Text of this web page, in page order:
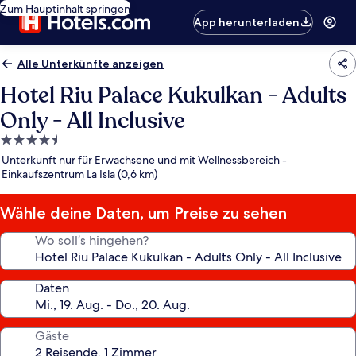
Zum Hauptinhalt springen
App herunterladen
Alle Unterkünfte anzeigen
Hotel Riu Palace Kukulkan - Adults
Only - All Inclusive
4.5-
Sterne-
Unterkunft
Unterkunft nur für Erwachsene und mit Wellnessbereich -
Einkaufszentrum La Isla (0,6 km)
Wähle deine Daten, um Preise zu sehen
Wo soll’s hingehen?
Daten
Gäste